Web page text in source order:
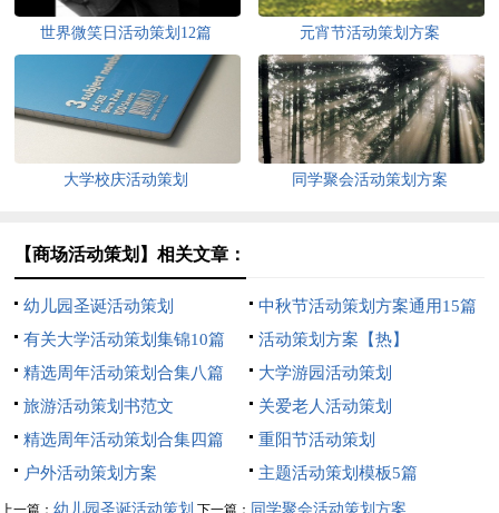
世界微笑日活动策划12篇 元宵节活动策划方案
大学校庆活动策划 同学聚会活动策划方案
【商场活动策划】相关文章：
幼儿园圣诞活动策划
中秋节活动策划方案通用15篇
有关大学活动策划集锦10篇
活动策划方案【热】
精选周年活动策划合集八篇
大学游园活动策划
旅游活动策划书范文
关爱老人活动策划
精选周年活动策划合集四篇
重阳节活动策划
户外活动策划方案
主题活动策划模板5篇
上一篇： 幼儿园圣诞活动策划 下一篇： 同学聚会活动策划方案